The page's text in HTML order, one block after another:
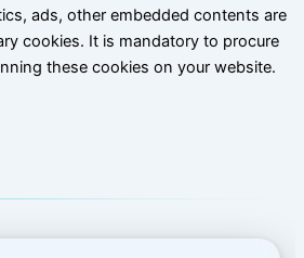
ads, other embedded contents are
cookies. It is mandatory to procure
these cookies on your website.